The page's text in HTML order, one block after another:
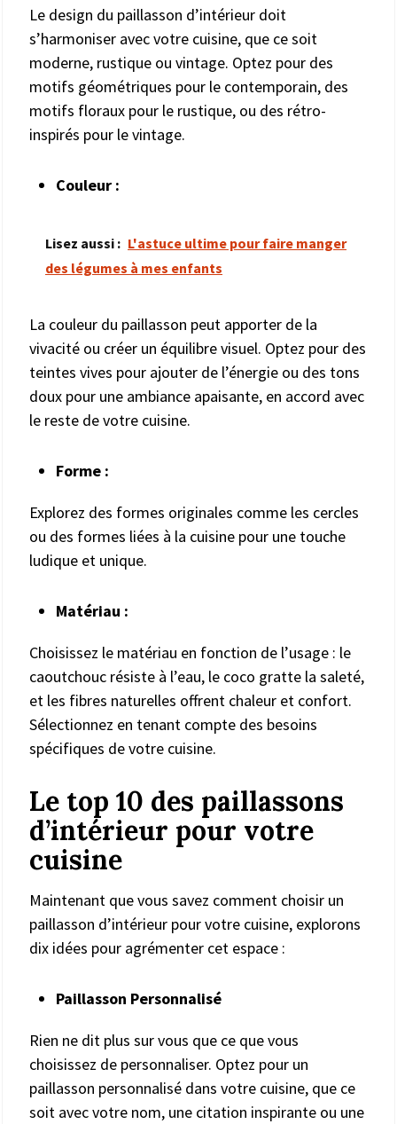
Le design du paillasson d’intérieur doit
s’harmoniser avec votre cuisine, que ce soit
moderne, rustique ou vintage. Optez pour des
motifs géométriques pour le contemporain, des
motifs floraux pour le rustique, ou des rétro-
inspirés pour le vintage.
Couleur :
Lisez aussi : L'astuce ultime pour faire manger
des légumes à mes enfants
La couleur du paillasson peut apporter de la
vivacité ou créer un équilibre visuel. Optez pour des
teintes vives pour ajouter de l’énergie ou des tons
doux pour une ambiance apaisante, en accord avec
le reste de votre cuisine.
Forme :
Explorez des formes originales comme les cercles
ou des formes liées à la cuisine pour une touche
ludique et unique.
Matériau :
Choisissez le matériau en fonction de l’usage : le
caoutchouc résiste à l’eau, le coco gratte la saleté,
et les fibres naturelles offrent chaleur et confort.
Sélectionnez en tenant compte des besoins
spécifiques de votre cuisine.
Le top 10 des paillassons
d’intérieur pour votre
cuisine
Maintenant que vous savez comment choisir un
paillasson d’intérieur pour votre cuisine, explorons
dix idées pour agrémenter cet espace :
Paillasson Personnalisé
Rien ne dit plus sur vous que ce que vous
choisissez de personnaliser. Optez pour un
paillasson personnalisé dans votre cuisine, que ce
soit avec votre nom, une citation inspirante ou une